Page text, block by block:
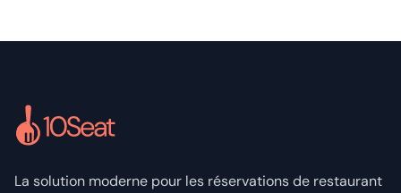
La solution moderne pour les réservations de restaurant